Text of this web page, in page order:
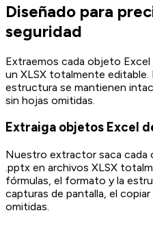
Diseñado para
seguridad
Extraemos cada objeto
un XLSX totalmente
estructura se mantienen
sin hojas omitidas.
Extraiga objetos Excel
Nuestro extractor saca cada
.pptx en archivos XLSX
fórmulas, el formato y la
capturas de pantalla, el
omitidas.